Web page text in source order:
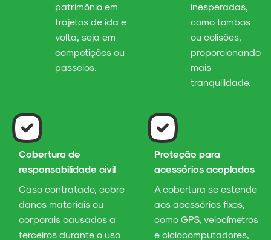
patrimônio em
trajetos de ida e
volta, seja em
competições ou
passeios.
inesperadas,
como tombos
ou colisões,
proporcionando
mais
tranquilidade.
Cobertura de
responsabilidade civil
Caso contratado, cobre
danos materiais ou
corporais causados a
terceiros durante o uso
Proteção para
acessórios acoplados
A cobertura se estende
aos acessórios fixos,
como GPS, velocímetros
e ciclocomputadores,